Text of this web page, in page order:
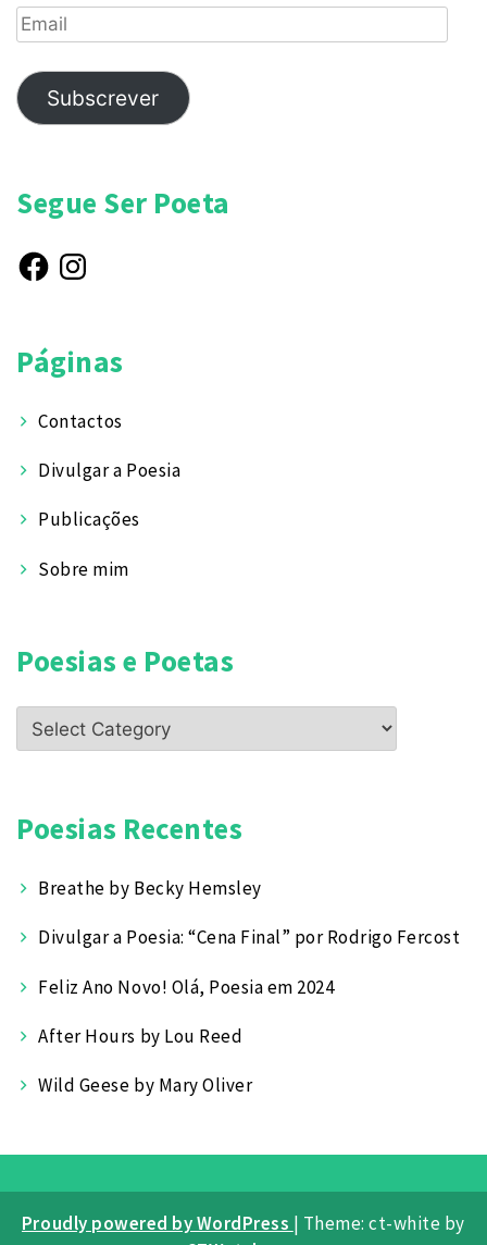
Email
Subscrever
Segue Ser Poeta
FacebookInstagram
Páginas
Contactos
Divulgar a Poesia
Publicações
Sobre mim
Poesias e Poetas
Poesias
e
Poesias Recentes
Breathe by Becky Hemsley
Divulgar a Poesia: “Cena Final” por Rodrigo Fercost
Feliz Ano Novo! Olá, Poesia em 2024
After Hours by Lou Reed
Wild Geese by Mary Oliver
Proudly powered by WordPress | Theme: ct-white by